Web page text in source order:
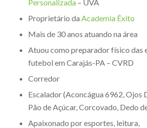
Personalizada– UVA
Proprietário da Academia Êxito
Mais de 30 anos atuando na área
Atuou como preparador físico das
futebol em Carajás-PA – CVRD
Corredor
Escalador (Aconcágua 6962, Ojos
Pão de Açúcar, Corcovado, Dedo
Apaixonado por esportes, leitura,